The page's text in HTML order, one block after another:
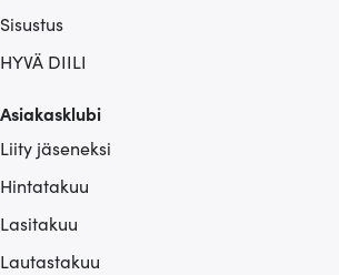
Sisustus
HYVÄ DIILI
Asiakasklubi
Liity jäseneksi
Hintatakuu
Lasitakuu
Lautastakuu